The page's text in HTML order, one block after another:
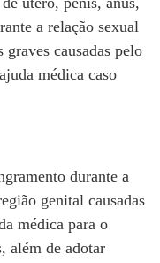
a relação sexual
causadas pelo
médica caso
durante a
genital causadas
médica para o
além de adotar